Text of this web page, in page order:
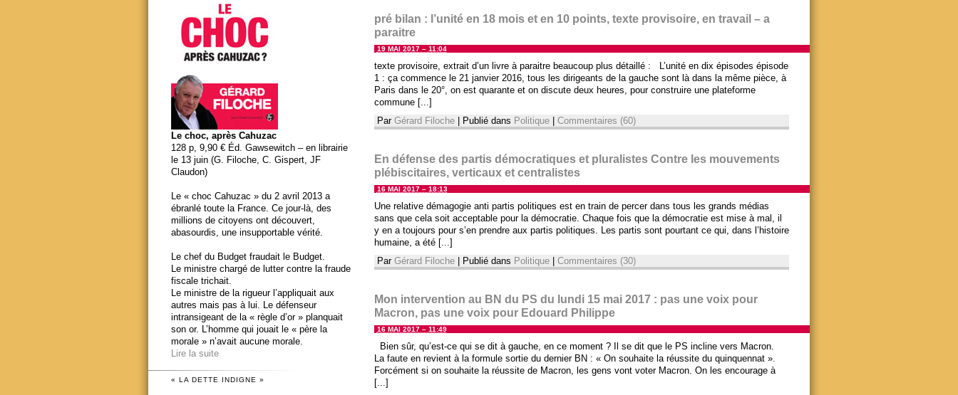
pré bilan : l’unité en 18 mois et en 10 points, texte provisoire, en travail – a
paraitre
19 MAI 2017 – 11:04
texte provisoire, extrait d’un livre à paraitre beaucoup plus détaillé : L’unité en dix épisodes épisode
1 : ça commence le 21 janvier 2016, tous les dirigeants de la gauche sont là dans la même pièce, à
Paris dans le 20°, on est quarante et on discute deux heures, pour construire une plateforme
commune [...]
Par Gérard Filoche Publié dans Politique Commentaires (60)
En défense des partis démocratiques et pluralistes Contre les mouvements
plébiscitaires, verticaux et centralistes
16 MAI 2017 – 18:13
Une relative démagogie anti partis politiques est en train de percer dans tous les grands médias
sans que cela soit acceptable pour la démocratie. Chaque fois que la démocratie est mise à mal, il
y en a toujours pour s’en prendre aux partis politiques. Les partis sont pourtant ce qui, dans l’histoire
humaine, a été [...]
Par Gérard Filoche Publié dans Politique Commentaires (30)
Mon intervention au BN du PS du lundi 15 mai 2017 : pas une voix pour
Macron, pas une voix pour Edouard Philippe
16 MAI 2017 – 11:49
Bien sûr, qu’est-ce qui se dit à gauche, en ce moment ? Il se dit que le PS incline vers Macron.
La faute en revient à la formule sortie du dernier BN : « On souhaite la réussite du quinquennat ».
Forcément si on souhaite la réussite de Macron, les gens vont voter Macron. On les encourage à
[...]
Le choc, après Cahuzac
128 p, 9,90 € Éd. Gawsewitch – en librairie
le 13 juin (G. Filoche, C. Gispert, JF
Claudon)
Le « choc Cahuzac » du 2 avril 2013 a
ébranlé toute la France. Ce jour-là, des
millions de citoyens ont découvert,
abasourdis, une insupportable vérité.
Le chef du Budget fraudait le Budget.
Le ministre chargé de lutter contre la fraude
fiscale trichait.
Le ministre de la rigueur l’appliquait aux
autres mais pas à lui. Le défenseur
intransigeant de la « règle d’or » planquait
son or. L’homme qui jouait le « père la
morale » n’avait aucune morale.
Lire la suite
« LA DETTE INDIGNE »